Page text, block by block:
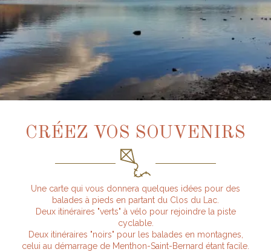
CRÉEZ VOS SOUVENIRS
Une carte qui vous donnera quelques idées pour des
balades à pieds en partant du Clos du Lac.
Deux itinéraires "verts" à vélo pour rejoindre la piste
cyclable.
Deux itinéraires "noirs" pour les balades en montagnes,
celui au démarrage de Menthon-Saint-Bernard étant facile.